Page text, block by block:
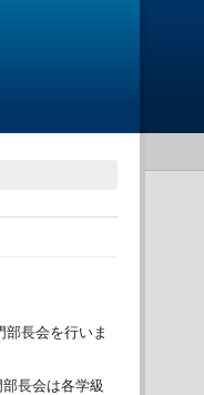
長会を行いま
長会は各学級